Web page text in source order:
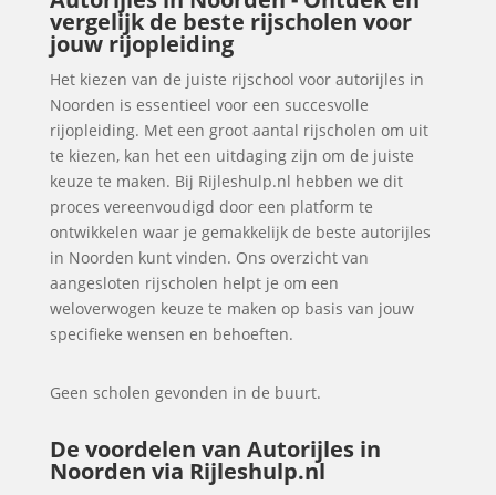
vergelijk de beste rijscholen voor
jouw rijopleiding
Het kiezen van de juiste rijschool voor autorijles in
Noorden is essentieel voor een succesvolle
rijopleiding. Met een groot aantal rijscholen om uit
te kiezen, kan het een uitdaging zijn om de juiste
keuze te maken. Bij Rijleshulp.nl hebben we dit
proces vereenvoudigd door een platform te
ontwikkelen waar je gemakkelijk de beste autorijles
in Noorden kunt vinden. Ons overzicht van
aangesloten rijscholen helpt je om een
weloverwogen keuze te maken op basis van jouw
specifieke wensen en behoeften.
Geen scholen gevonden in de buurt.
De voordelen van Autorijles in
Noorden via Rijleshulp.nl